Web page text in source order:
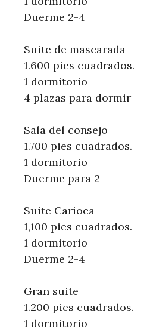
Duerme 2-4
Suite de mascarada
1.600 pies cuadrados.
1 dormitorio
4 plazas para dormir
Sala del consejo
1.700 pies cuadrados.
1 dormitorio
Duerme para 2
Suite Carioca
1,100 pies cuadrados.
1 dormitorio
Duerme 2-4
Gran suite
1.200 pies cuadrados.
1 dormitorio